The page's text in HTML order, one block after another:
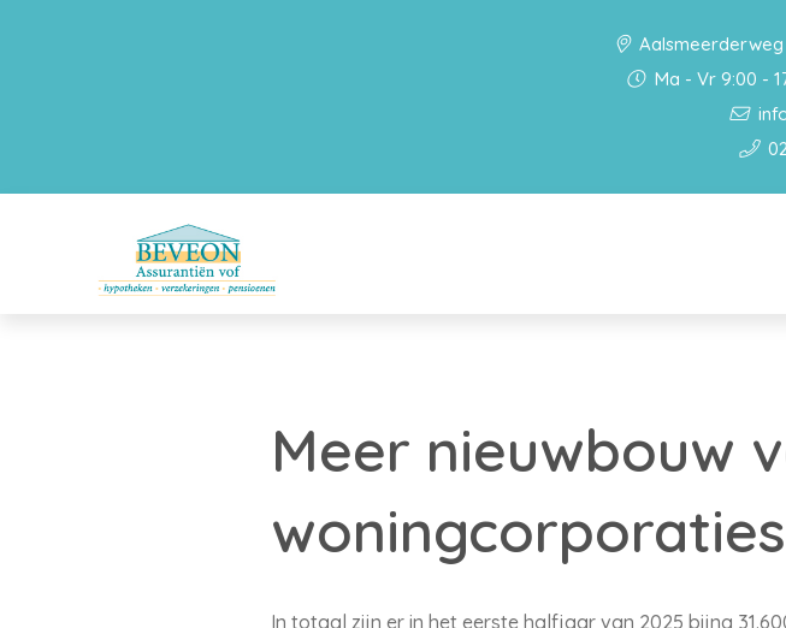
Aalsmeerderweg
Ma - Vr 9:00 -
Meer nieuwbouw
woningcorporaties
In totaal zijn er in het eerste halfjaar van 2025 bijna